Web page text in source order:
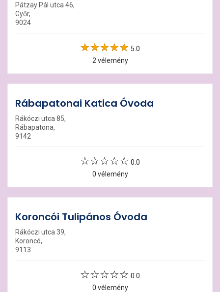
Pátzay Pál utca 46,
Győr,
9024
5.0
2 vélemény
Rábapatonai Katica Óvoda
Rákóczi utca 85,
Rábapatona,
9142
0.0
0 vélemény
Koroncói Tulipános Óvoda
Rákóczi utca 39,
Koroncó,
9113
0.0
0 vélemény